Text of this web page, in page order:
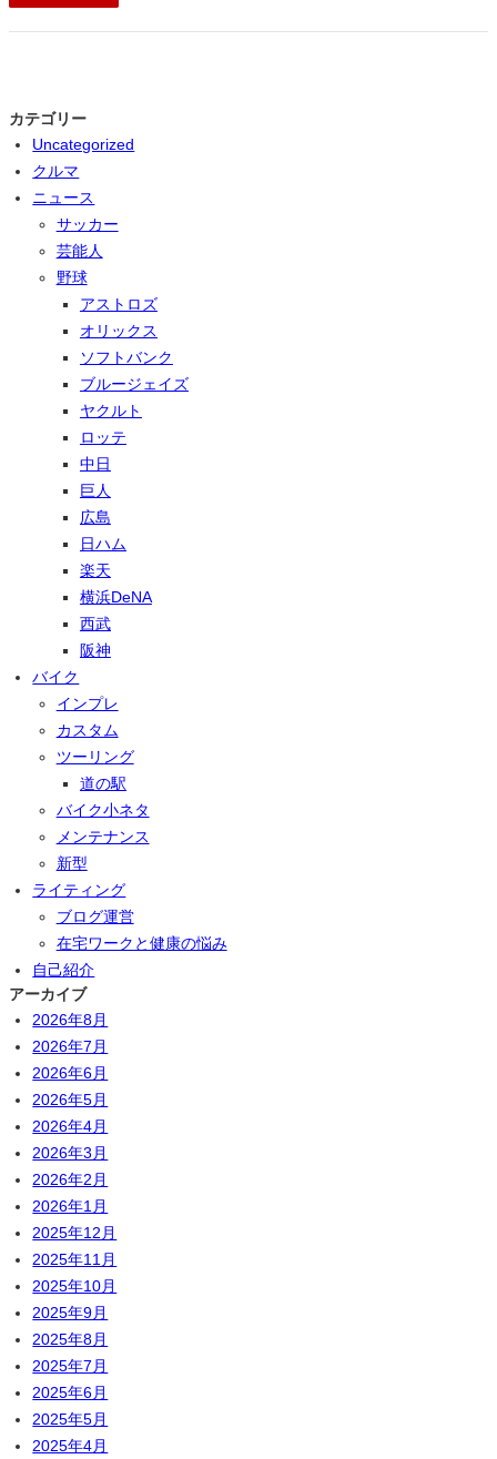
カテゴリー
Uncategorized
クルマ
ニュース
サッカー
芸能人
野球
アストロズ
オリックス
ソフトバンク
ブルージェイズ
ヤクルト
ロッテ
中日
巨人
広島
日ハム
楽天
横浜DeNA
西武
阪神
バイク
インプレ
カスタム
ツーリング
道の駅
バイク小ネタ
メンテナンス
新型
ライティング
ブログ運営
在宅ワークと健康の悩み
自己紹介
アーカイブ
2026年8月
2026年7月
2026年6月
2026年5月
2026年4月
2026年3月
2026年2月
2026年1月
2025年12月
2025年11月
2025年10月
2025年9月
2025年8月
2025年7月
2025年6月
2025年5月
2025年4月